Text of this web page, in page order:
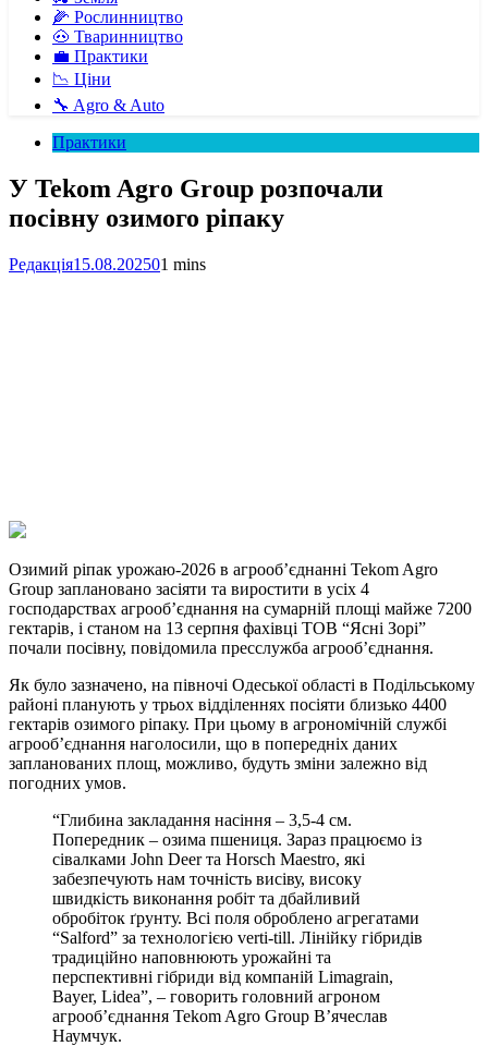
🌽 Рослинництво
🐽 Тваринництво
💼 Практики
📉 Ціни
🔧 Agro & Auto
Практики
У Tekom Agro Group розпочали
посівну озимого ріпаку
Редакція15.08.202501 mins
Link
Print
Озимий ріпак урожаю-2026 в агрооб’єднанні Tekom Agro
Group заплановано засіяти та виростити в усіх 4
господарствах агрооб’єднання на сумарній площі майже 7200
гектарів, і станом на 13 серпня фахівці ТОВ “Ясні Зорі”
почали посівну, повідомила пресслужба агрооб’єднання.
Як було зазначено, на півночі Одеської області в Подільському
районі планують у трьох відділеннях посіяти близько 4400
гектарів озимого ріпаку. При цьому в агрономічній службі
агрооб’єднання наголосили, що в попередніх даних
запланованих площ, можливо, будуть зміни залежно від
погодних умов.
“Глибина закладання насіння – 3,5-4 см.
Попередник – озима пшениця. Зараз працюємо із
сівалками John Deer та Horsch Mаestro, які
забезпечують нам точність висіву, високу
швидкість виконання робіт та дбайливий
обробіток ґрунту. Всі поля оброблено агрегатами
“Salford” за технологією verti-till. Лінійку гібридів
традиційно наповнюють урожайні та
перспективні гібриди від компаній Limagrain,
Bayer, Lidea”, – говорить головний агроном
агрооб’єднання Tekom Agro Group В’ячеслав
Наумчук.